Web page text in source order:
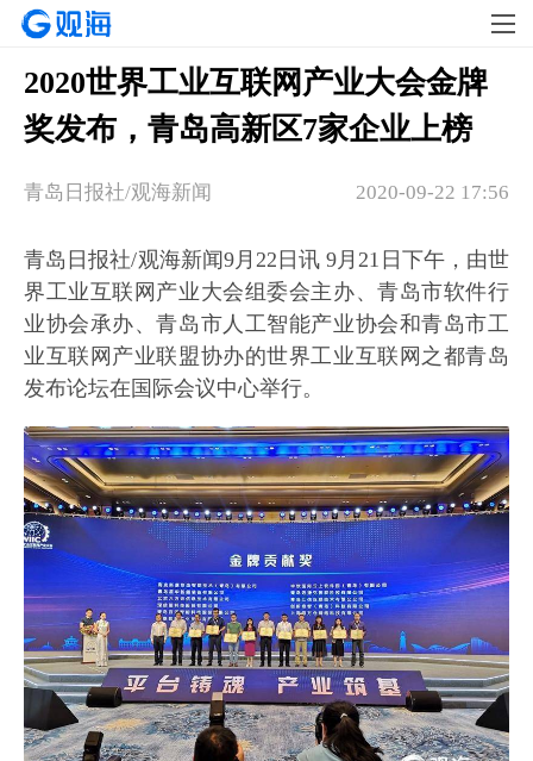
2020世界工业互联网产业大会金牌
奖发布，青岛高新区7家企业上榜
2020-09-22 17:56
青岛日报社/观海新闻
青岛日报社/观海新闻9月22日讯 9月21日下午，由世
界工业互联网产业大会组委会主办、青岛市软件行
业协会承办、青岛市人工智能产业协会和青岛市工
业互联网产业联盟协办的世界工业互联网之都青岛
发布论坛在国际会议中心举行。